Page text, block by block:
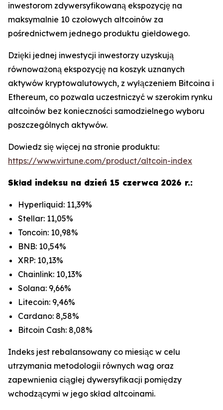
inwestorom zdywersyfikowaną ekspozycję na
maksymalnie 10 czołowych altcoinów za
pośrednictwem jednego produktu giełdowego.
Dzięki jednej inwestycji inwestorzy uzyskują
równoważoną ekspozycję na koszyk uznanych
aktywów kryptowalutowych, z wyłączeniem Bitcoina i
Ethereum, co pozwala uczestniczyć w szerokim rynku
altcoinów bez konieczności samodzielnego wyboru
poszczególnych aktywów.
Dowiedz się więcej na stronie produktu:
https://www.virtune.com/product/altcoin-index
Skład indeksu na dzień 15 czerwca 2026 r.:
Hyperliquid: 11,39%
Stellar: 11,05%
Toncoin: 10,98%
BNB: 10,54%
XRP: 10,13%
Chainlink: 10,13%
Solana: 9,66%
Litecoin: 9,46%
Cardano: 8,58%
Bitcoin Cash: 8,08%
Indeks jest rebalansowany co miesiąc w celu
utrzymania metodologii równych wag oraz
zapewnienia ciągłej dywersyfikacji pomiędzy
wchodzącymi w jego skład altcoinami.